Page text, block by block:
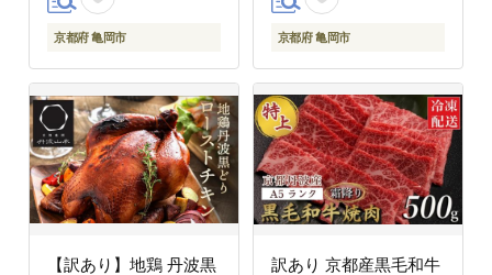
京都府 亀岡市 京都府 亀岡市
【訳あり】地鶏 丹波黒
訳あり 京都産黒毛和牛